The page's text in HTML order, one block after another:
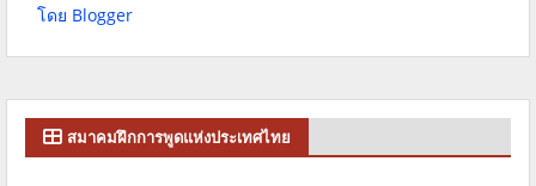
โดย Blogger
สมาคมฝึกการพูดแห่งประเทศไทย